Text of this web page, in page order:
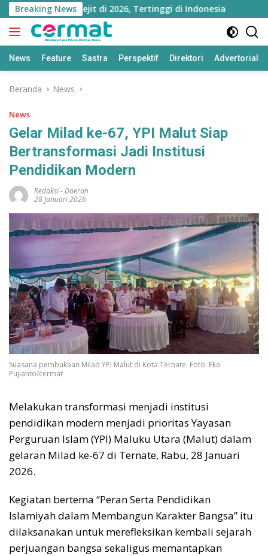
Langsung
ke
konten
Breaking News
Utara Melejit di 2026, Tertinggi di Indonesia
News Feature Sastra Perspektif Direktori Advertorial
Beranda News
News
Gelar Milad ke-67, YPI Malut Siap
Bertransformasi Jadi Institusi
Pendidikan Modern
Redaksi-Daerah
28 Januari 2026
Suasana pembukaan Milad YPI Malut di Kota Ternate. Foto: Eko
Pujianto/cermat
Melakukan transformasi menjadi institusi
pendidikan modern menjadi prioritas Yayasan
Perguruan Islam (YPI) Maluku Utara (Malut) dalam
gelaran Milad ke-67 di Ternate, Rabu, 28 Januari
2026.
Kegiatan bertema “Peran Serta Pendidikan
Islamiyah dalam Membangun Karakter Bangsa” itu
dilaksanakan untuk merefleksikan kembali sejarah
perjuangan bangsa sekaligus memantapkan